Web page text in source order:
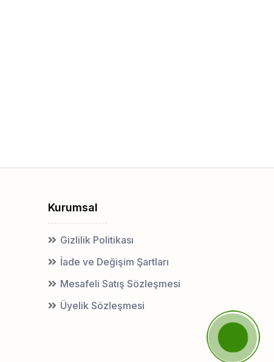
Kurumsal
Gizlilik Politikası
İade ve Değişim Şartları
Mesafeli Satış Sözleşmesi
Üyelik Sözleşmesi